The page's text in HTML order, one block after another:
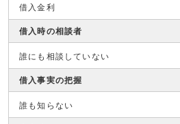
借入金利
借入時の相談者
誰にも相談していない
借入事実の把握
誰も知らない